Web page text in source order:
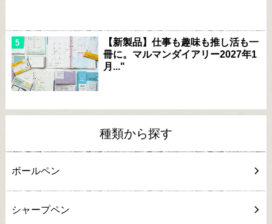
【新製品】仕事も趣味も推し活も一
冊に。マルマンダイアリー2027年1
月..."
種類から探す
ボールペン
シャープペン